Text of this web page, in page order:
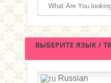
ВЫБЕРИТЕ ЯЗЫК /
Russian